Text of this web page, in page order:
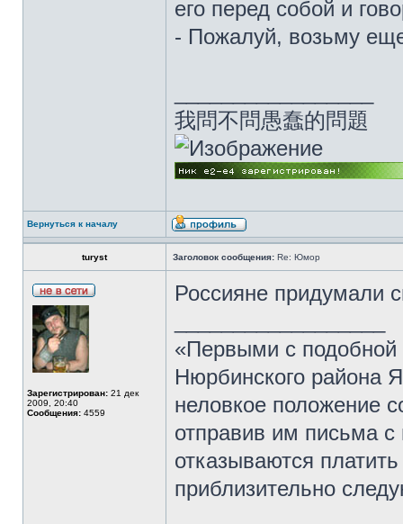
его перед собой и
- Пожалуй, возьму
我問不問愚蠢的問題
Вернуться к началу
turyst Заголовок сообщения: Re: Юмор
Зарегистрирован: 21 дек
2009, 20:40
Сообщения: 4559
Россияне придумали
«Первыми с подобной
Нюрбинского района
неловкое положение
отправив им письма
отказываются
приблизительно